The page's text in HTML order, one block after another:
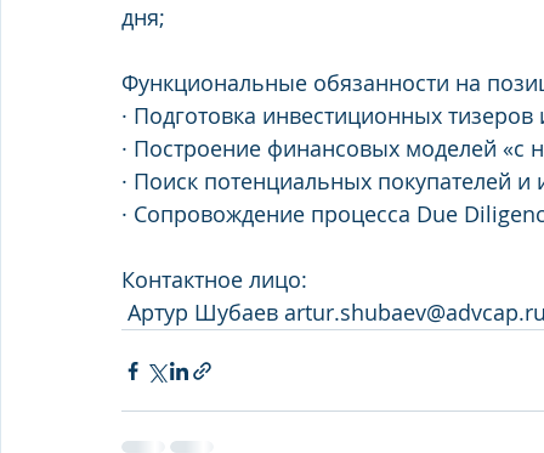
дня;
Функциональные обязанности на
· Подготовка инвестиционных
· Построение финансовых моделей «с
· Поиск потенциальных покупателей
· Сопровождение процесса Due
Контактное лицо:
Артур Шубаев